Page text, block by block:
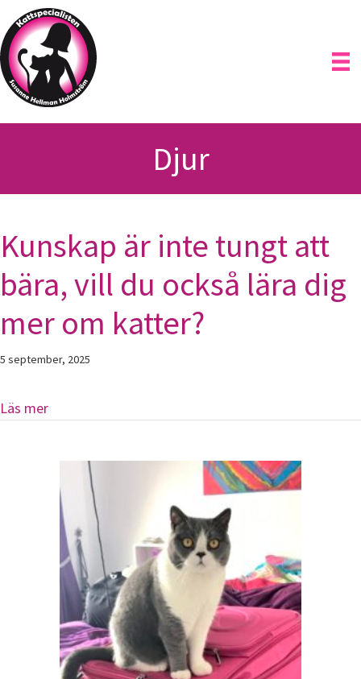
Hoppa
till
huvudinnehåll
Djur
Kunskap är inte tungt att
bära, vill du också lära dig
mer om katter?
5 september, 2025
Läs merabout Kunskap är inte tungt att bära, vill du också